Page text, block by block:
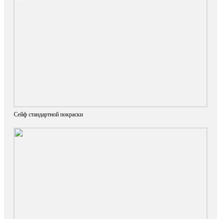
Сейф стандартной покраски